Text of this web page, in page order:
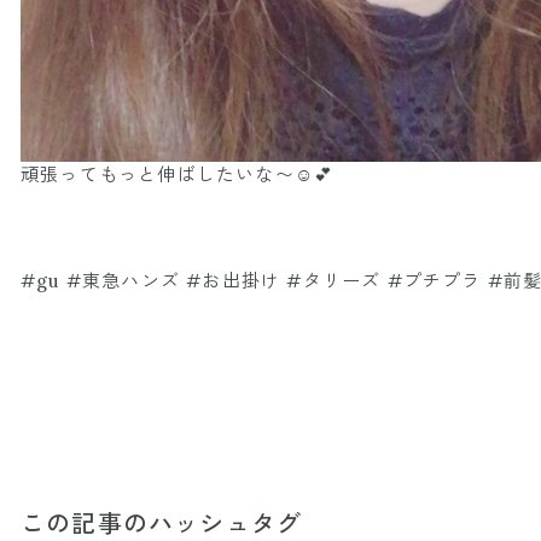
頑張ってもっと伸ばしたいな〜☺️💕
#gu #東急ハンズ #お出掛け #タリーズ #プチプラ #前
この記事のハッシュタグ